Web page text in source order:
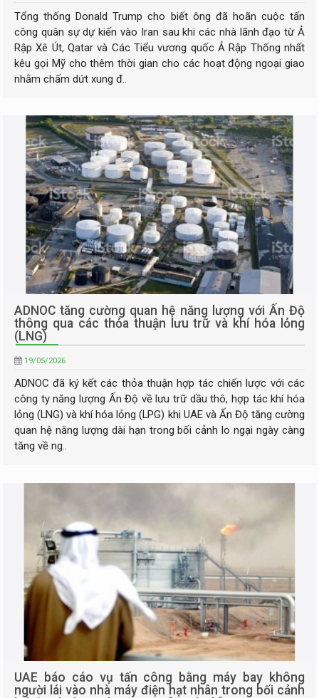
Tổng thống Donald Trump cho biết ông đã hoãn cuộc tấn
công quân sự dự kiến vào Iran sau khi các nhà lãnh đạo từ Ả
Rập Xê Út, Qatar và Các Tiểu vương quốc Ả Rập Thống nhất
kêu gọi Mỹ cho thêm thời gian cho các hoạt động ngoại giao
nhằm chấm dứt xung đ..
ADNOC tăng cường quan hệ năng lượng với Ấn Độ
thông qua các thỏa thuận lưu trữ và khí hóa lỏng
(LNG)
19/05/2026
ADNOC đã ký kết các thỏa thuận hợp tác chiến lược với các
công ty năng lượng Ấn Độ về lưu trữ dầu thô, hợp tác khí hóa
lỏng (LNG) và khí hóa lỏng (LPG) khi UAE và Ấn Độ tăng cường
quan hệ năng lượng dài hạn trong bối cảnh lo ngại ngày càng
tăng về ng..
UAE báo cáo vụ tấn công bằng máy bay không
người lái vào nhà máy điện hạt nhân trong bối cảnh